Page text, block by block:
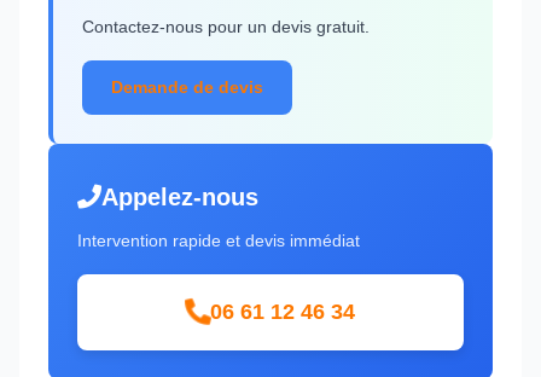
Contactez-nous pour un devis gratuit.
Demande de devis
Appelez-nous
Intervention rapide et devis immédiat
06 61 12 46 34